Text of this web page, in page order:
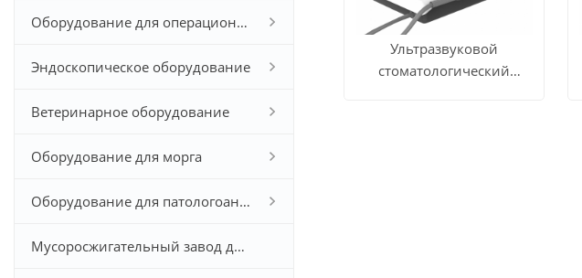
Оборудование для операционной
Эндоскопическое оборудование
Ветеринарное оборудование
Оборудование для морга
Оборудование для патологоанатомического исследования
Мусоросжигательный завод для больничных отходов
Ультразвуковой
стоматологический